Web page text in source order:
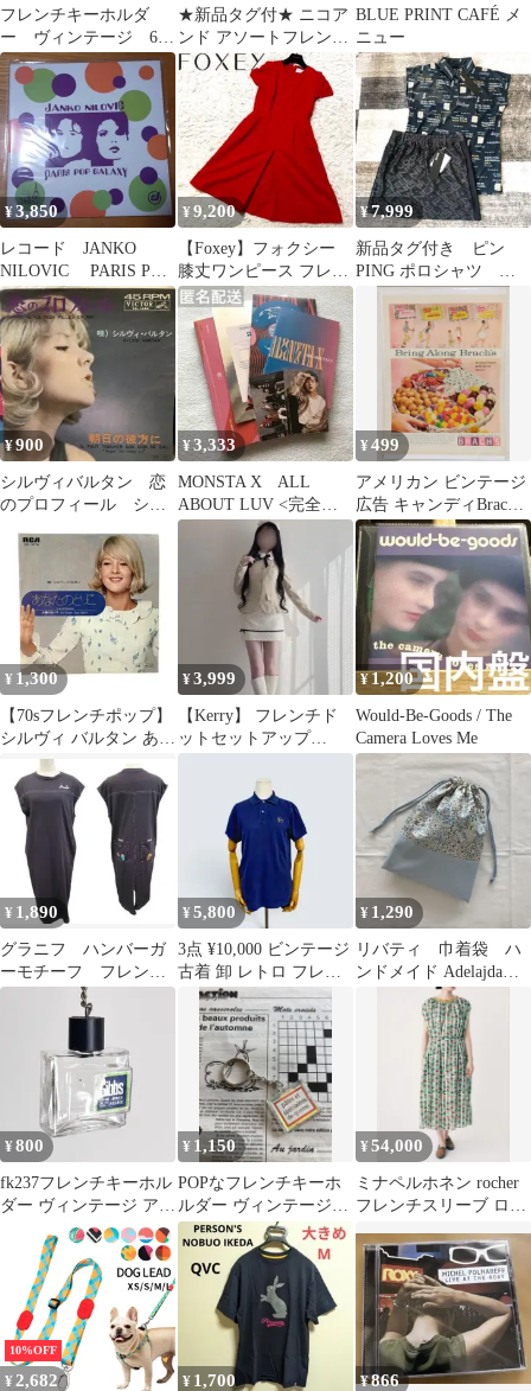
フレンチキーホルダ
ー ヴィンテージ 60s
ブルー・ビバンダム
ミシュランマン
★新品タグ付★ ニコア
ンド アソートフレンチ
Tシャツ ★
BLUE PRINT CAFÉ メ
ニュー
¥3,850
レコード JANKO
NILOVIC PARIS POP
GALAXY
¥9,200
【Foxey】フォクシー
膝丈ワンピース フレン
チポップ Aライン 40
¥7,999
新品タグ付き ピン
PING ポロシャツ ス
カート セットアップ
S ゴルフ
¥900
シルヴィバルタン 恋
のプロフィール シン
チポップス
¥3,333
MONSTA X ALL
ABOUT LUV <完全生
産限定盤>
¥499
アメリカン ビンテージ
広告 キャンディBrach
社 B4サイズ ポスター
に
¥ 1,300
【70sフレンチポップ】
シルヴィ バルタン あな
たのとりこ 太陽のない
子7インチ
¥3,999
【Kerry】 フレンチド
ットセットアップ
¥1,200
Would-Be-Goods / The
Camera Loves Me
¥ 1,890
グラニフ ハンバーガ
ーモチーフ フレンチ
スリーブカットソーワ
¥5,800
3点 ¥10,000 ビンテージ
古着 卸 レトロ フレン
チラコステポロシャツ
¥ 1,290
リバティ 巾着袋 ハ
ンドメイド Adelajda
CHECK&STRIPE限定色
¥800
fk237フレンチキーホル
ダー ヴィンテージ アン
¥ 1,150
POPなフレンチキーホ
ルダー ヴィンテージ
角度で絵柄が変わる レ
ンチキュラー
¥54,000
ミナペルホネン rocher
フレンチスリーブ ロン
10%OFF
¥2,682 ¥ 1,700 ¥866